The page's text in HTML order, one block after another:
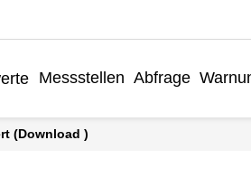
Messstellen Abfrage
(Download )